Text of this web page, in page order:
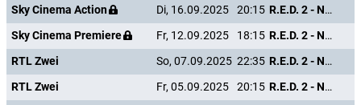
Sky Cinema Action
Di, 16.09.2025 20:15
R.E.D. 2 - Noch Älter. Härter. Besser.
Sky Cinema Premiere
Fr, 12.09.2025 18:15
R.E.D. 2 - Noch Älter. Härter. Besser.
RTL Zwei
So, 07.09.2025 22:35
R.E.D. 2 - Noch Älter. Härter. Besser.
RTL Zwei
Fr, 05.09.2025 20:15
R.E.D. 2 - Noch Älter. Härter. Besser.